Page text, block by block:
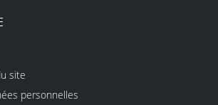
site
personnelles